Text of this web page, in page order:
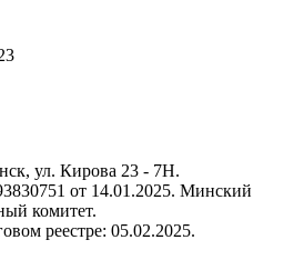
ул. Кирова 23 - 7Н.
от 14.01.2025. Минский
комитет.
реестре: 05.02.2025.